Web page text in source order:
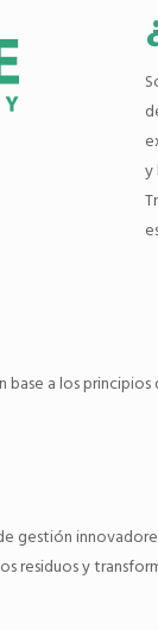
y
a los principios
residuos y